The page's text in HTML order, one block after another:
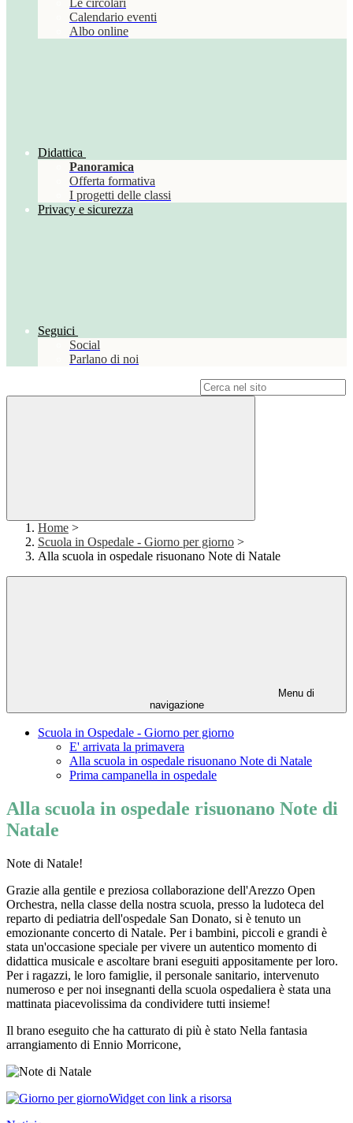
Le circolari
Calendario eventi
Albo online
Didattica
Panoramica
Offerta formativa
I progetti delle classi
Privacy e sicurezza
Seguici
Social
Parlano di noi
Home >
Scuola in Ospedale - Giorno per giorno >
Alla scuola in ospedale risuonano Note di Natale
Menu di
navigazione
Scuola in Ospedale - Giorno per giorno
E' arrivata la primavera
Alla scuola in ospedale risuonano Note di Natale
Prima campanella in ospedale
Alla scuola in ospedale risuonano Note di
Natale
Note di Natale!
Grazie alla gentile e preziosa collaborazione dell'Arezzo Open
Orchestra, nella classe della nostra scuola, presso la ludoteca del
reparto di pediatria dell'ospedale San Donato, si è tenuto un
emozionante concerto di Natale. Per i bambini, piccoli e grandi è
stata un'occasione speciale per vivere un autentico momento di
didattica musicale e ascoltare brani eseguiti appositamente per loro.
Per i ragazzi, le loro famiglie, il personale sanitario, intervenuto
numeroso e per noi insegnanti della scuola ospedaliera è stata una
mattinata piacevolissima da condividere tutti insieme!
Il brano eseguito che ha catturato di più è stato Nella fantasia
arrangiamento di Ennio Morricone,
Widget con link a risorsa